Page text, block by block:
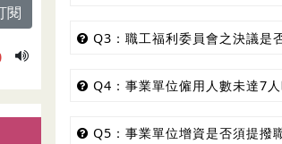
閱
Q3：職工福利委員會之決議是
Q4：事業單位僱用人數未達7
Q5：事業單位增資是否須提撥